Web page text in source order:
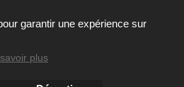
en ligne créés
avec le logiciel
garantir une expérience sur
plus